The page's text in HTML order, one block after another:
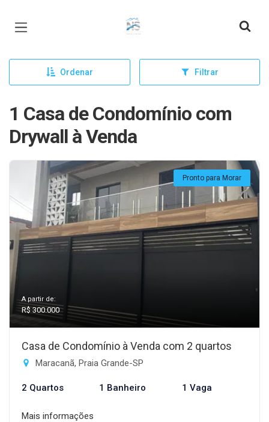
Página inicial
Ordenar Filtrar
1 Casa de Condomínio com
Drywall à Venda
Pronto para Morar
A partir de:
R$ 300.000
Casa de Condomínio à Venda com 2 quartos
Maracanã, Praia Grande-SP
2 Quartos 1 Banheiro 1 Vaga
Mais informações